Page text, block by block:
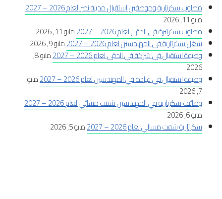
مطلوب سكرتارية وموظفين استقبال مدينة نصر لعام 2026 – 2027
مايو 11, 2026
مطلوب سكرتيرة في الدقي لعام 2026 – 2027
مايو 11, 2026
شغل سكرتارية في المهندسين لعام 2026 – 2027
مايو 9, 2026
وظيفة استقبال في شركة في الدقي لعام 2026 – 2027
مايو 8,
2026
وظيفة استقبال في عيادة في المهندسين لعام 2026 – 2027
مايو
7, 2026
وظائف سكرتارية في المهندسين شفت مسائي لعام 2026 – 2027
مايو 6, 2026
سكرتارية شفت مسائي لعام 2026 – 2027
مايو 5, 2026